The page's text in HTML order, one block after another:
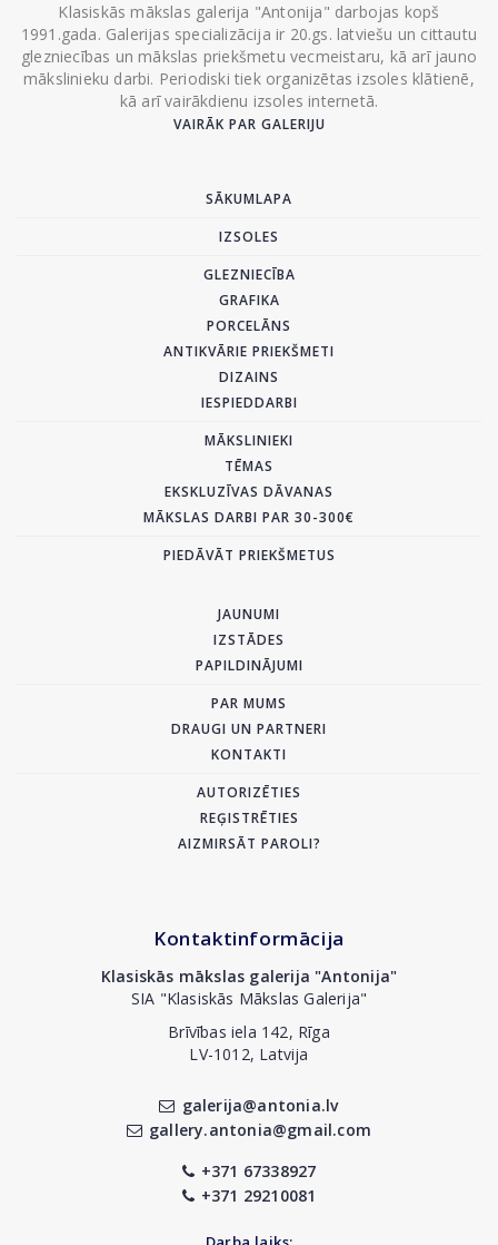
Klasiskās mākslas galerija "Antonija" darbojas kopš
1991.gada. Galerijas specializācija ir 20.gs. latviešu un cittautu
glezniecības un mākslas priekšmetu vecmeistaru, kā arī jauno
mākslinieku darbi. Periodiski tiek organizētas izsoles klātienē,
kā arī vairākdienu izsoles internetā.
VAIRĀK PAR GALERIJU
SĀKUMLAPA
IZSOLES
GLEZNIECĪBA
GRAFIKA
PORCELĀNS
ANTIKVĀRIE PRIEKŠMETI
DIZAINS
IESPIEDDARBI
MĀKSLINIEKI
TĒMAS
EKSKLUZĪVAS DĀVANAS
MĀKSLAS DARBI PAR 30-300€
PIEDĀVĀT PRIEKŠMETUS
JAUNUMI
IZSTĀDES
PAPILDINĀJUMI
PAR MUMS
DRAUGI UN PARTNERI
KONTAKTI
AUTORIZĒTIES
REĢISTRĒTIES
AIZMIRSĀT PAROLI?
Kontaktinformācija
Klasiskās mākslas galerija "Antonija"
SIA "Klasiskās Mākslas Galerija"
Brīvības iela 142, Rīga
LV-1012, Latvija
galerija@antonia.lv
gallery.antonia@gmail.com
+371 67338927
+371 29210081